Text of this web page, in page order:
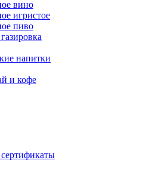
вино
игристое
пиво
напитки
и кофе